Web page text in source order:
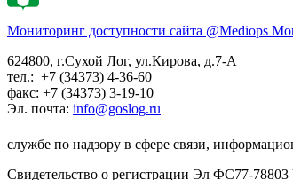
Мониторинг доступности сайта @Mediops
624800, г.Сухой Лог, ул.Кирова, д.7-А
тел.: +7 (34373) 4-36-60
факс: +7 (34373) 3-19-10
Эл. почта: info@goslog.ru
службе по надзору в сфере связи,
Свидетельство о регистрации Эл ФС77-78803